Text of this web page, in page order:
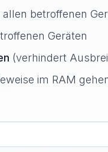
allen betroffenen
Geräten
(verhindert
im RAM